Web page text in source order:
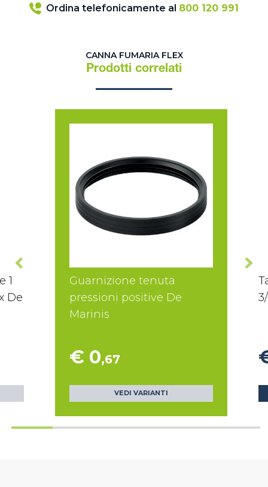
Ordina telefonicamente al 800 120 991
CANNA FUMARIA FLEX
Prodotti correlati
1
De
Guarnizione tenuta
pressioni positive De
Marinis
€ 0,67
VEDI VARIANTI